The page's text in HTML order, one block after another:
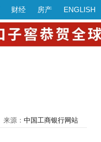
财经 房产 ENGLISH
来源： 中国工商银行网站